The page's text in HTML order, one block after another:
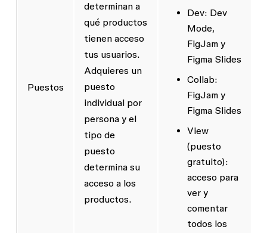
Puestos
determinan a
qué productos
tienen acceso
tus usuarios.
Adquieres un
puesto
individual por
persona y el
tipo de
puesto
determina su
acceso a los
productos.
Dev: Dev
Mode,
FigJam y
Figma Slides
Collab:
FigJam y
Figma Slides
View
(puesto
gratuito):
acceso para
ver y
comentar
todos los